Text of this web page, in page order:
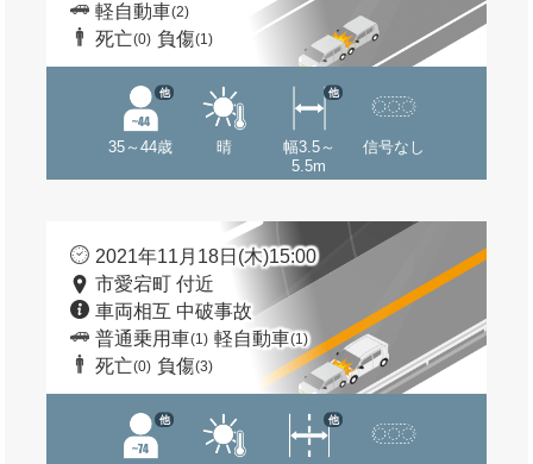
軽自動車(2)
死亡(0) 負傷(1)
35～44歳
他
晴
幅3.5～
5.5m
他
信号なし
2021年11月18日(木)15:00
市愛宕町 付近
車両相互 中破事故
普通乗用車(1) 軽自動車(1)
死亡(0) 負傷(3)
他 他